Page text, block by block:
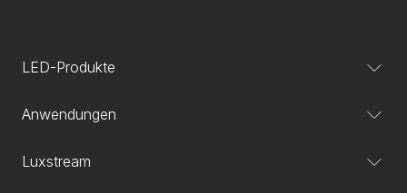
LED-Produkte
Anwendungen
Luxstream